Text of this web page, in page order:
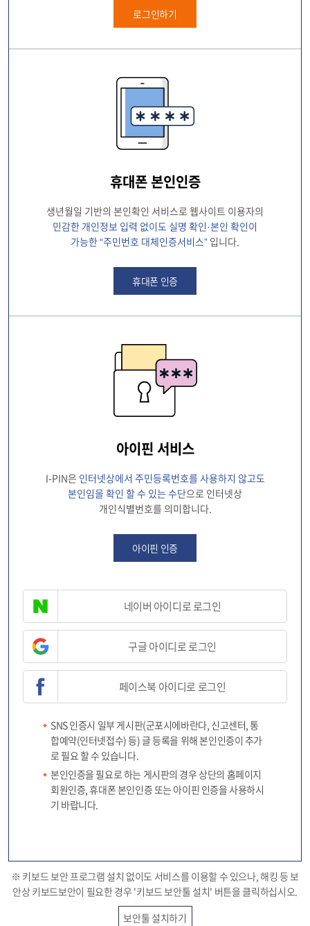
휴대폰 본인인증
생년월일 기반의 본인확인 서비스로 웹사이트 이용자의
민감한 개인정보 입력 없이도 실명 확인·본인 확인이
가능한 “주민번호 대체인증서비스” 입니다.
휴대폰 인증
아이핀 서비스
I-PIN은 인터넷상에서 주민등록번호를 사용하지 않고도
본인임을 확인 할 수 있는 수단으로 인터넷상
개인식별번호를 의미합니다.
아이핀 인증
네이버 아이디로 로그인
구글 아이디로 로그인
페이스북 아이디로 로그인
SNS 인증시 일부 게시판(군포시에바란다, 신고센터, 통
합예약(인터넷접수) 등) 글 등록을 위해 본인인증이 추가
로 필요 할 수 있습니다.
본인인증을 필요로 하는 게시판의 경우 상단의 홈페이지
회원인증, 휴대폰 본인인증 또는 아이핀 인증을 사용하시
기 바랍니다.
※ 키보드 보안 프로그램 설치 없이도 서비스를 이용할 수 있으나, 해킹 등 보
안상 키보드보안이 필요한 경우 '키보드 보안툴 설치' 버튼을 클릭하십시오.
보안툴 설치하기